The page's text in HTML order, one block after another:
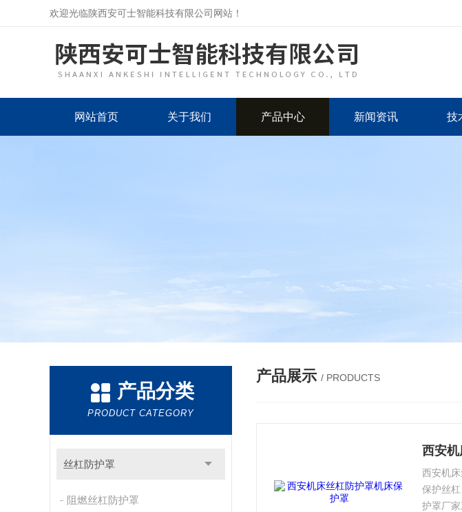
欢迎光临陕西安可士智能科技有限公司网站！
网站首页 关于我们 产品中心 新闻资讯 技
产品分类
PRODUCT CATEGORY
丝杠防护罩
阻燃丝杠防护罩
产品展示 / PRODUCTS
西安
西安机
保护丝
护罩厂